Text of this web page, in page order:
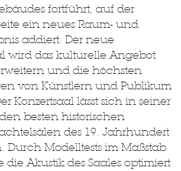
fortführt, auf der
ein neues Raum- und
addiert. Der neue
wird das kulturelle Angebot
und die höchsten
von Künstlern und Publikum
Konzertsaal lässt sich in seiner
besten historischen
des 19. Jahrhundert
Durch Modelltests im Maßstab
die Akustik des Saales optimiert